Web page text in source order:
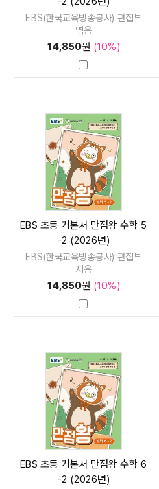
EBS(한국교육방송공사) 편집부
엮음
14,850원 (10%)
EBS 초등 기본서 만점왕 수학 5
-2 (2026년)
EBS(한국교육방송공사) 편집부
지음
14,850원 (10%)
EBS 초등 기본서 만점왕 수학 6
-2 (2026년)